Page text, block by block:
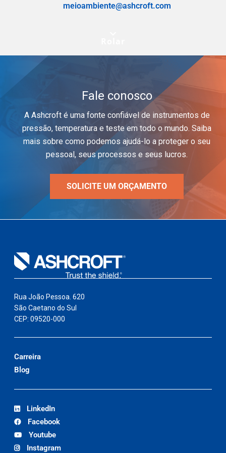
meioambiente@ashcroft.com
Fale conosco
A Ashcroft é uma fonte confiável de instrumentos de
pressão, temperatura e teste em todo o mundo. Saiba
mais sobre como podemos ajudá-lo a proteger o seu
pessoal, seus processos e seus lucros.
SOLICITE UM ORÇAMENTO
Rua João Pessoa. 620
São Caetano do Sul
CEP: 09520-000
Carreira
Blog
LinkedIn
Facebook
Youtube
Instagram